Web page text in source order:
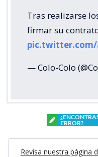
Tras realizarse
firmar su
pic.twitter.com/
— Colo-Colo
ERROR?
Revisa nuestra página